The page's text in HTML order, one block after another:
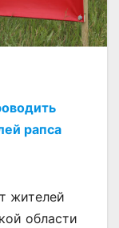
рапса
жителей
области